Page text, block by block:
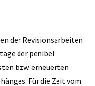
der Revisionsarbeiten
der penibel
bzw. erneuerten
Für die Zeit vom